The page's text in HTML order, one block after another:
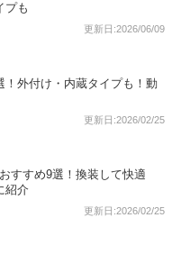
プも
更新日:2026/06/09
外付け・内蔵タイプも！動
更新日:2026/02/25
すすめ9選！換装して快適
紹介
更新日:2026/02/25